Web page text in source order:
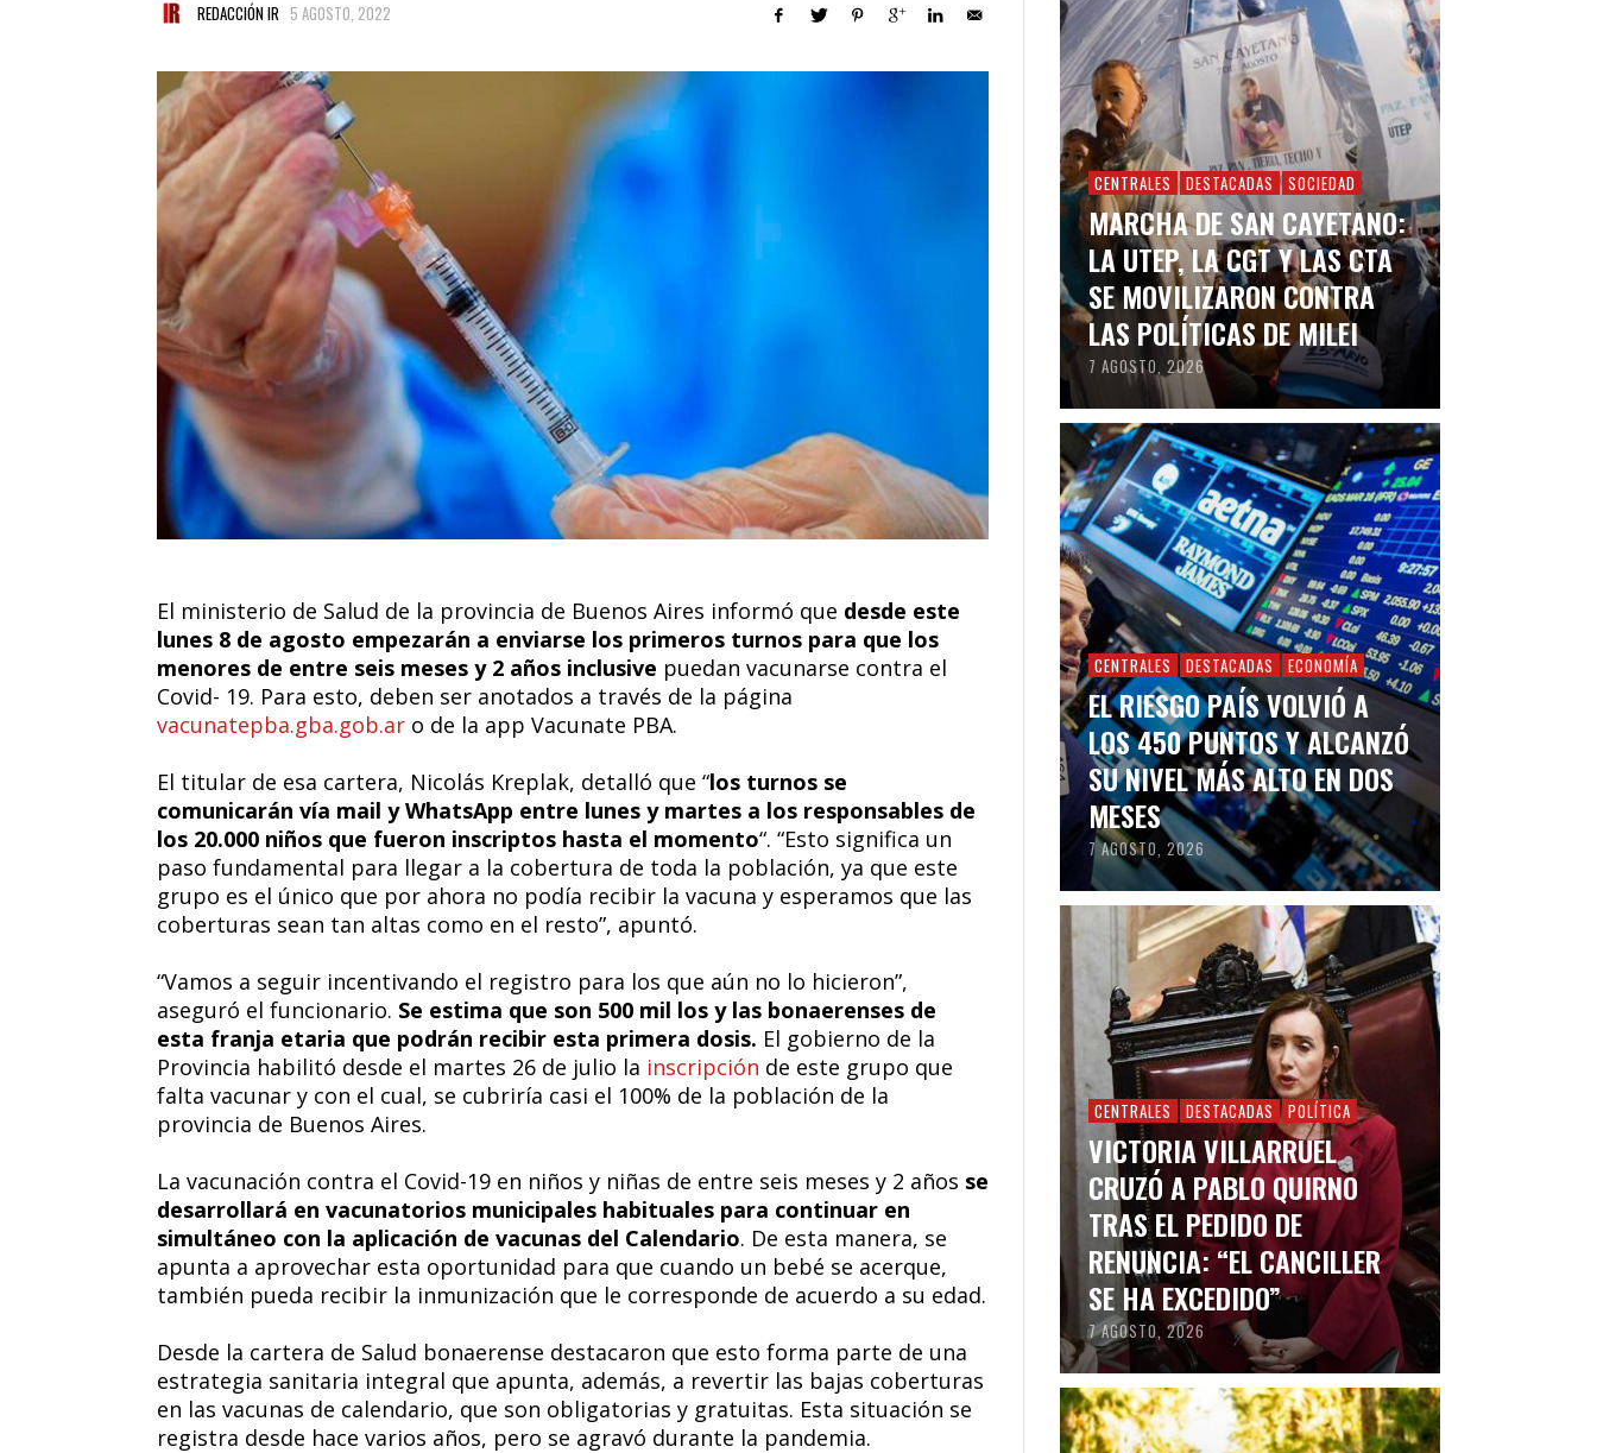
REDACCIÓN IR 5 AGOSTO, 2022
El ministerio de Salud de la provincia de Buenos Aires informó que desde este
lunes 8 de agosto empezarán a enviarse los primeros turnos para que los
menores de entre seis meses y 2 años inclusive puedan vacunarse contra el
Covid- 19. Para esto, deben ser anotados a través de la página
vacunatepba.gba.gob.ar o de la app Vacunate PBA.
El titular de esa cartera, Nicolás Kreplak, detalló que “los turnos se
comunicarán vía mail y WhatsApp entre lunes y martes a los responsables de
los 20.000 niños que fueron inscriptos hasta el momento“. “Esto significa un
paso fundamental para llegar a la cobertura de toda la población, ya que este
grupo es el único que por ahora no podía recibir la vacuna y esperamos que las
coberturas sean tan altas como en el resto”, apuntó.
“Vamos a seguir incentivando el registro para los que aún no lo hicieron”,
aseguró el funcionario. Se estima que son 500 mil los y las bonaerenses de
esta franja etaria que podrán recibir esta primera dosis. El gobierno de la
Provincia habilitó desde el martes 26 de julio la inscripción de este grupo que
falta vacunar y con el cual, se cubriría casi el 100% de la población de la
provincia de Buenos Aires.
La vacunación contra el Covid-19 en niños y niñas de entre seis meses y 2 años se
desarrollará en vacunatorios municipales habituales para continuar en
simultáneo con la aplicación de vacunas del Calendario. De esta manera, se
apunta a aprovechar esta oportunidad para que cuando un bebé se acerque,
también pueda recibir la inmunización que le corresponde de acuerdo a su edad.
Desde la cartera de Salud bonaerense destacaron que esto forma parte de una
estrategia sanitaria integral que apunta, además, a revertir las bajas coberturas
en las vacunas de calendario, que son obligatorias y gratuitas. Esta situación se
registra desde hace varios años, pero se agravó durante la pandemia.
CENTRALES DESTACADAS SOCIEDAD
MARCHA DE SAN CAYETANO:
LA UTEP, LA CGT Y LAS CTA
SE MOVILIZARON CONTRA
LAS POLÍTICAS DE MILEI
7 AGOSTO, 2026
CENTRALES DESTACADAS ECONOMÍA
EL RIESGO PAÍS VOLVIÓ A
LOS 450 PUNTOS Y ALCANZÓ
SU NIVEL MÁS ALTO EN DOS
MESES
7 AGOSTO, 2026
CENTRALES DESTACADAS POLÍTICA
VICTORIA VILLARRUEL
CRUZÓ A PABLO QUIRNO
TRAS EL PEDIDO DE
RENUNCIA: “EL CANCILLER
SE HA EXCEDIDO”
7 AGOSTO, 2026